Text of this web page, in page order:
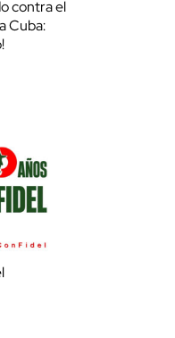
contra el
Cuba: